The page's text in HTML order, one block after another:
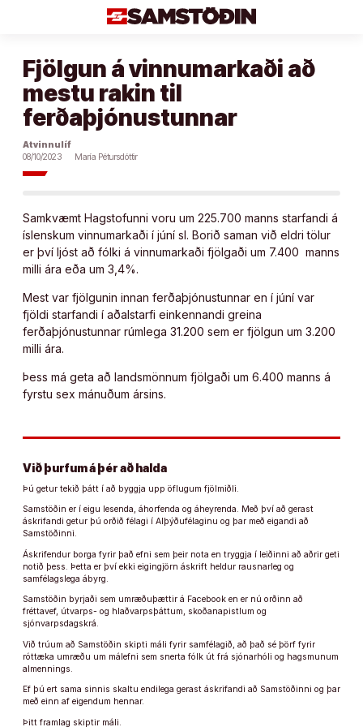
Fjölgun á vinnumarkaði að
mestu rakin til
ferðaþjónustunnar
Atvinnulíf
08/10/2023
María Pétursdóttir
Samkvæmt Hagstofunni voru um 225.700 manns starfandi á
íslenskum vinnumarkaði í júní sl. Borið saman við eldri tölur
er því ljóst að fólki á vinnumarkaði fjölgaði um 7.400 manns
milli ára eða um 3,4%.
Mest var fjölgunin innan ferðaþjónustunnar en í júní var
fjöldi starfandi í aðalstarfi einkennandi greina
ferðaþjónustunnar rúmlega 31.200 sem er fjölgun um 3.200
milli ára.
Þess má geta að landsmönnum fjölgaði um 6.400 manns á
fyrstu sex mánuðum ársins.
Við þurfum á þér að halda
Þú getur tekið þátt í að byggja upp öflugum fjölmiðli.
Samstöðin er í eigu lesenda, áhorfenda og áheyrenda. Með því að gerast
áskrifandi getur þú orðið félagi í Alþýðufélaginu og þar með eigandi að
Samstöðinni.
Áskrifendur borga fyrir það efni sem þeir nota en tryggja í leiðinni að aðrir geti
notið þess. Þetta er því ekki eigingjörn áskrift heldur rausnarleg og
samfélagslega ábyrg.
Samstöðin byrjaði sem umræðuþættir á Facebook en er nú orðinn að
fréttavef, útvarps- og hlaðvarpsþáttum, skoðanapistlum og
sjónvarpsdagskrá.
Við trúum að Samstöðin skipti máli fyrir samfélagið, að það sé þörf fyrir
róttæka umræðu um málefni sem snerta fólk út frá sjónarhóli og hagsmunum
almennings.
Ef þú ert sama sinnis skaltu endilega gerast áskrifandi að Samstöðinni og þar
með einn af eigendum hennar.
Þitt framlag skiptir máli.